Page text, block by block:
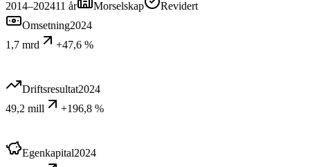
2014–202411 år Morselskap
Revidert
Omsetning2024
1,7 mrd
+47,6 %
Driftsresultat2024
49,2 mill
+196,8 %
Egenkapital2024